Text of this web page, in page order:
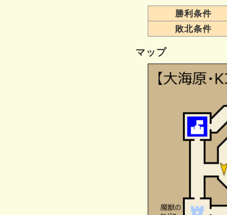
勝利条件
敗北条件
マップ